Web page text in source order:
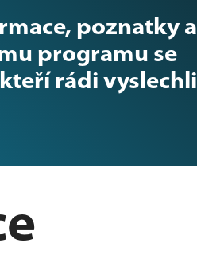
poznatky a
programu se
rádi vyslechli